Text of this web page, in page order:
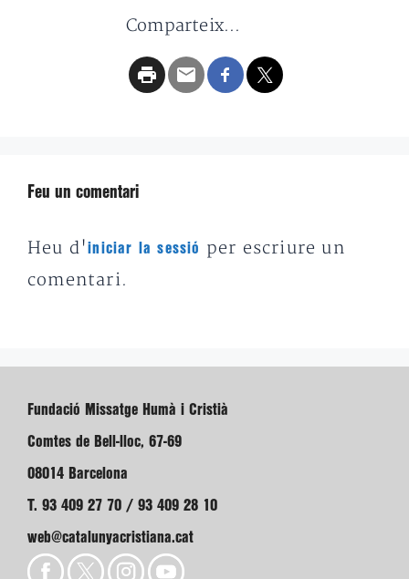
Comparteix...
Feu un comentari
Heu d'iniciar la sessió
per escriure un
comentari.
Fundació Missatge Humà i Cristià
Comtes de Bell-lloc, 67-69
08014 Barcelona
T. 93 409 27 70 / 93 409 28 10
web@catalunyacristiana.cat